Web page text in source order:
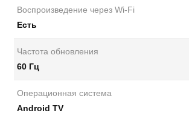
Воспроизведение через Wi-Fi
Есть
Частота обновления
60 Гц
Операционная система
Android TV